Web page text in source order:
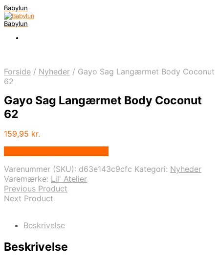
Babylun
Babylun
Forside / Nyheder / Gayo Sag Langærmet Body Coconut
62
Gayo Sag Langærmet Body Coconut
62
159,95 kr.
Varenummer (SKU): d63e143c9cfc Kategori: Nyheder
Varemærke: Lil' Atelier
Previous Product
Next Product
Beskrivelse
Beskrivelse